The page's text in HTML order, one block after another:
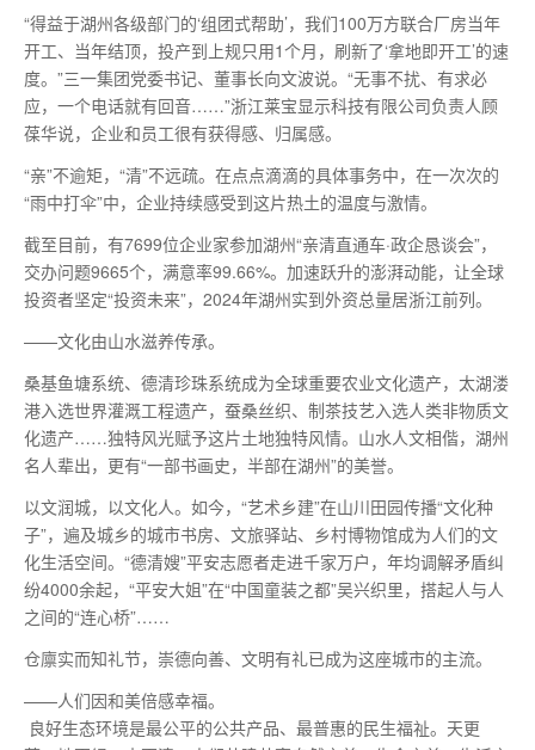
“得益于湖州各级部门的‘组团式帮助’，我们100万方联合厂房当年
开工、当年结顶，投产到上规只用1个月，刷新了‘拿地即开工’的速
度。”三一集团党委书记、董事长向文波说。“无事不扰、有求必
应，一个电话就有回音……”浙江莱宝显示科技有限公司负责人顾
葆华说，企业和员工很有获得感、归属感。
“亲”不逾矩，“清”不远疏。在点点滴滴的具体事务中，在一次次的
“雨中打伞”中，企业持续感受到这片热土的温度与激情。
截至目前，有7699位企业家参加湖州“亲清直通车·政企恳谈会”，
交办问题9665个，满意率99.66%。加速跃升的澎湃动能，让全球
投资者坚定“投资未来”，2024年湖州实到外资总量居浙江前列。
——文化由山水滋养传承。
桑基鱼塘系统、德清珍珠系统成为全球重要农业文化遗产，太湖溇
港入选世界灌溉工程遗产，蚕桑丝织、制茶技艺入选人类非物质文
化遗产……独特风光赋予这片土地独特风情。山水人文相偕，湖州
名人辈出，更有“一部书画史，半部在湖州”的美誉。
以文润城，以文化人。如今，“艺术乡建”在山川田园传播“文化种
子”，遍及城乡的城市书房、文旅驿站、乡村博物馆成为人们的文
化生活空间。“德清嫂”平安志愿者走进千家万户，年均调解矛盾纠
纷4000余起，“平安大姐”在“中国童装之都”吴兴织里，搭起人与人
之间的“连心桥”……
仓廪实而知礼节，崇德向善、文明有礼已成为这座城市的主流。
——人们因和美倍感幸福。
良好生态环境是最公平的公共产品、 最普惠的民生福祉。天更